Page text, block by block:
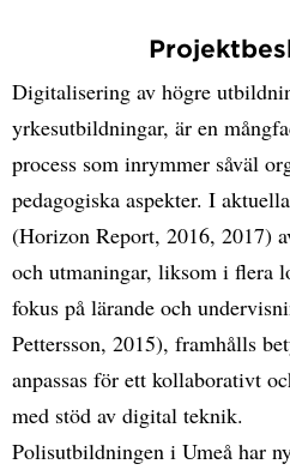
Digitalisering av högre
yrkesutbildningar, är en
process som inrymmer såväl
pedagogiska aspekter. I
(Horizon Report, 2016, 2017)
och utmaningar, liksom i flera
fokus på lärande och
Pettersson, 2015), framhålls
anpassas för ett kollaborativt
med stöd av digital teknik.
Polisutbildningen i Umeå har